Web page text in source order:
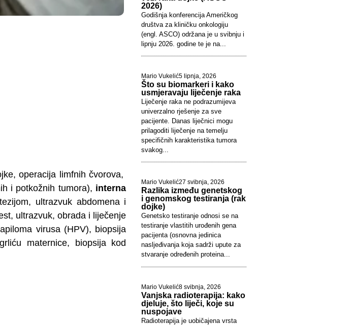
operacija limfnih čvorova,
i potkožnih tumora), interna
ultrazvuk abdomena i
ultrazvuk, obrada i liječenje
virusa (HPV), biopsija
maternice, biopsija kod
2026)
Godišnja konferencija Američkog
društva za kliničku onkologiju
(engl. ASCO) održana je u svibnju i
lipnju 2026. godine te je na...
Mario Vukelić5 lipnja, 2026
Što su biomarkeri i kako
usmjeravaju liječenje raka
Liječenje raka ne podrazumijeva
univerzalno rješenje za sve
pacijente. Danas liječnici mogu
prilagoditi liječenje na temelju
specifičnih karakteristika tumora
svakog...
Mario Vukelić27 svibnja, 2026
Razlika između genetskog
i genomskog testiranja (rak
dojke)
Genetsko testiranje odnosi se na
testiranje vlastitih urođenih gena
pacijenta (osnovna jedinica
nasljeđivanja koja sadrži upute za
stvaranje određenih proteina...
Mario Vukelić8 svibnja, 2026
Vanjska radioterapija: kako
djeluje, što liječi, koje su
nuspojave
Radioterapija je uobičajena vrsta